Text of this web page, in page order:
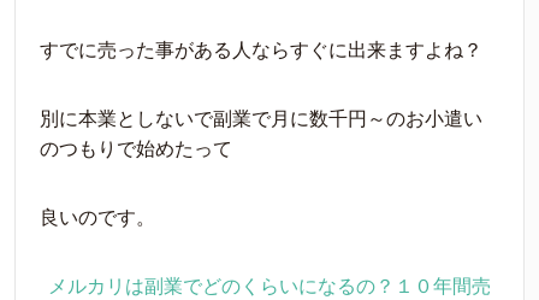
すでに売った事がある人ならすぐに出来ますよね？
別に本業としないで副業で月に数千円～のお小遣い
のつもりで始めたって
良いのです。
メルカリは副業でどのくらいになるの？１０年間売